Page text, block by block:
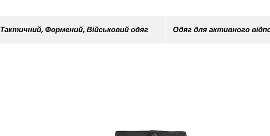
Тактичний, Формений, Військовий одяг Одяг для активного